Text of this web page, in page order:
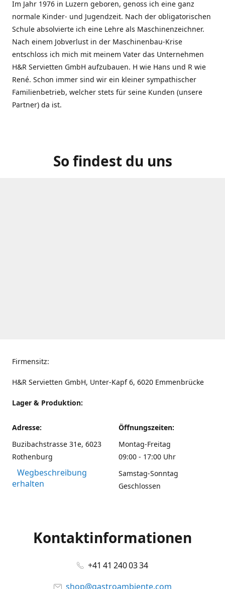
Im Jahr 1976 in Luzern geboren, genoss ich eine ganz
normale Kinder- und Jugendzeit. Nach der obligatorischen
Schule absolvierte ich eine Lehre als Maschinenzeichner.
Nach einem Jobverlust in der Maschinenbau-Krise
entschloss ich mich mit meinem Vater das Unternehmen
H&R Servietten GmbH aufzubauen. H wie Hans und R wie
René. Schon immer sind wir ein kleiner sympathischer
Familienbetrieb, welcher stets für seine Kunden (unsere
Partner) da ist.
So findest du uns
Firmensitz:
H&R Servietten GmbH, Unter-Kapf 6, 6020 Emmenbrücke
Lager & Produktion:
Adresse:
Buzibachstrasse 31e, 6023
Rothenburg
Wegbeschreibung
erhalten
Öffnungszeiten:
Montag-Freitag
09:00 - 17:00 Uhr
Samstag-Sonntag
Geschlossen
Kontaktinformationen
+41 41 240 03 34
shop@gastroambiente.com